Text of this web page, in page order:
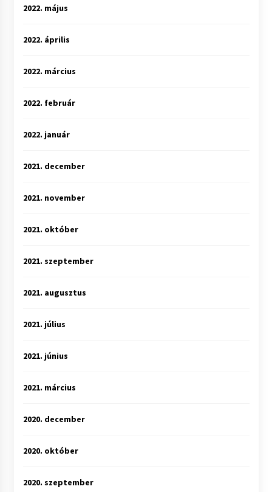
2022. május
2022. április
2022. március
2022. február
2022. január
2021. december
2021. november
2021. október
2021. szeptember
2021. augusztus
2021. július
2021. június
2021. március
2020. december
2020. október
2020. szeptember